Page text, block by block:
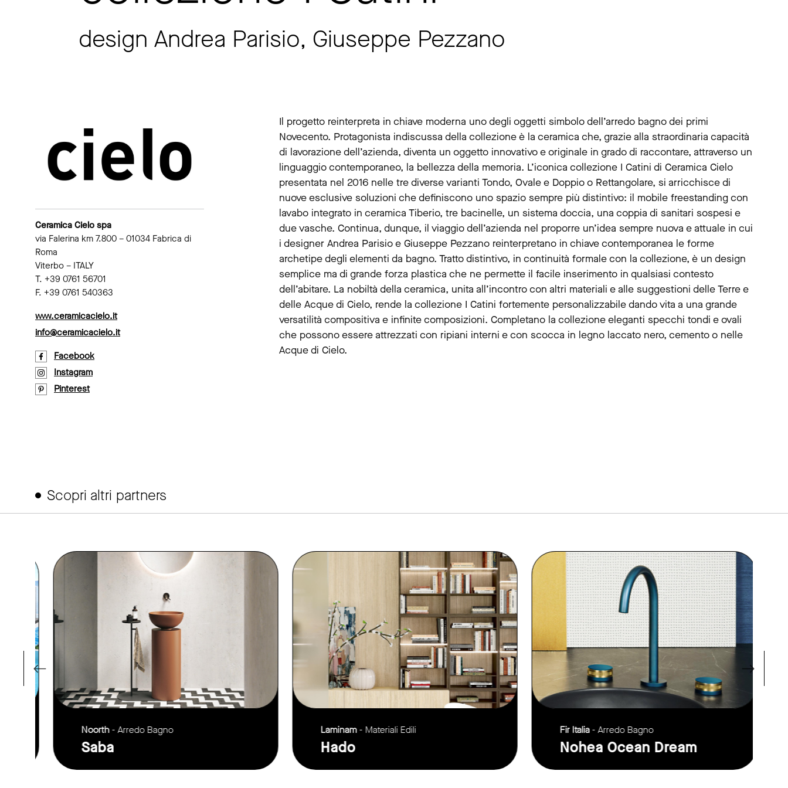
design Andrea Parisio, Giuseppe Pezzano
Il progetto reinterpreta in chiave moderna uno degli oggetti simbolo dell’arredo bagno dei primi
Novecento. Protagonista indiscussa della collezione è la ceramica che, grazie alla straordinaria capacità
di lavorazione dell’azienda, diventa un oggetto innovativo e originale in grado di raccontare, attraverso un
linguaggio contemporaneo, la bellezza della memoria. L’iconica collezione I Catini di Ceramica Cielo
presentata nel 2016 nelle tre diverse varianti Tondo, Ovale e Doppio o Rettangolare, si arricchisce di
nuove esclusive soluzioni che definiscono uno spazio sempre più distintivo: il mobile freestanding con
lavabo integrato in ceramica Tiberio, tre bacinelle, un sistema doccia, una coppia di sanitari sospesi e
due vasche. Continua, dunque, il viaggio dell’azienda nel proporre un’idea sempre nuova e attuale in cui
i designer Andrea Parisio e Giuseppe Pezzano reinterpretano in chiave contemporanea le forme
archetipe degli elementi da bagno. Tratto distintivo, in continuità formale con la collezione, è un design
semplice ma di grande forza plastica che ne permette il facile inserimento in qualsiasi contesto
dell’abitare. La nobiltà della ceramica, unita all’incontro con altri materiali e alle suggestioni delle Terre e
delle Acque di Cielo, rende la collezione I Catini fortemente personalizzabile dando vita a una grande
versatilità compositiva e infinite composizioni. Completano la collezione eleganti specchi tondi e ovali
che possono essere attrezzati con ripiani interni e con scocca in legno laccato nero, cemento o nelle
Acque di Cielo.
Ceramica Cielo spa
via Falerina km 7.800 – 01034 Fabrica di
Roma
Viterbo – ITALY
T. +39 0761 56701
F. +39 0761 540363
www.ceramicacielo.it
info@ceramicacielo.it
Facebook
Instagram
Pinterest
Scopri altri partners
Noorth- Arredo Bagno
Saba
Laminam- Materiali Edili
Hado
Fir Italia- Arredo Bagno
Nohea Ocean Dream
link to page link to page